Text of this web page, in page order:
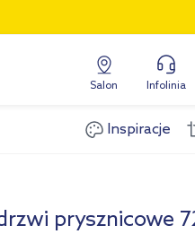
Salon Infolinia
Inspiracje
prysznicowe